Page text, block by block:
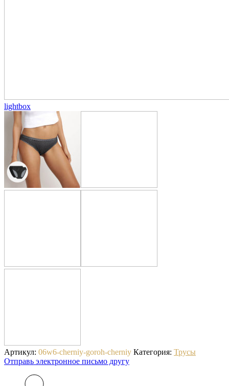
lightbox
Артикул: 06w6-cherniy-goroh-cherniy Категория: Трусы
Отправь электронное письмо другу